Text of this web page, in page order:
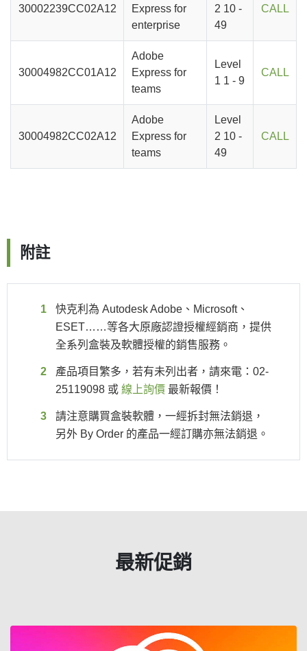
30002239CC02A12
Express for
enterprise
2 10 -
49
CALL
30004982CC01A12
Adobe
Express for
teams
Level
1 1 - 9
CALL
30004982CC02A12
Adobe
Express for
teams
Level
2 10 -
49
CALL
附註
快克利為 Autodesk Adobe、Microsoft、
ESET……等各大原廠認證授權經銷商，提供
全系列盒裝及軟體授權的銷售服務。
產品項目繁多，若有未列出者，請來電：02-
25119098 或 線上詢價 最新報價！
請注意購買盒裝軟體，一經拆封無法銷退，
另外 By Order 的產品一經訂購亦無法銷退。
最新促銷